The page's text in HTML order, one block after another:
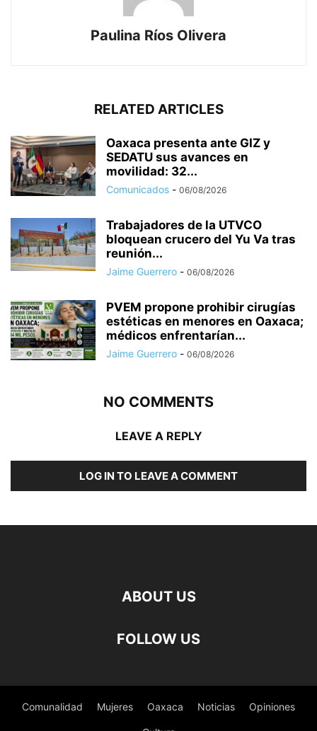
Paulina Ríos Olivera
RELATED ARTICLES
Oaxaca presenta ante GIZ y
SEDATU sus avances en
movilidad: 32...
Comunicados - 06/08/2026
Trabajadores de la UTVCO
bloquean crucero del Yu Va tras
reunión...
Jaime Guerrero - 06/08/2026
PVEM propone prohibir cirugías
estéticas en menores en Oaxaca;
médicos enfrentarían...
Jaime Guerrero - 06/08/2026
NO COMMENTS
LEAVE A REPLY
LOG IN TO LEAVE A COMMENT
ABOUT US
FOLLOW US
Comunalidad Mujeres Oaxaca Noticias Opiniones